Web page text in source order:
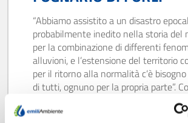
“Abbiamo assistito a un disastro
probabilmente inedito nella storia del
per la combinazione di differenti
alluvioni, e l’estensione del territorio
per il ritorno alla normalità c’è
di tutti, ognuno per la propria parte”.
Fava, Presidente di EmiliAmbiente,
per cui…